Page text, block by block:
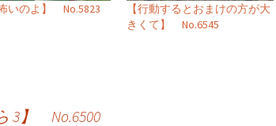
いのよ】 No.5823
【行動するとおまけの方が大
きくて】 No.6545
3】 No.6500